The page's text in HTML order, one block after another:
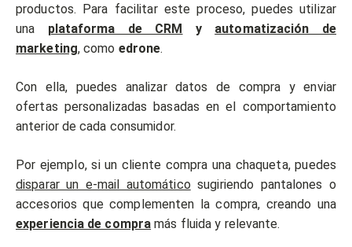
productos. Para facilitar este proceso, puedes utilizar
una plataforma de CRM y automatización de
marketing, como edrone.
Con ella, puedes analizar datos de compra y enviar
ofertas personalizadas basadas en el comportamiento
anterior de cada consumidor.
Por ejemplo, si un cliente compra una chaqueta, puedes
disparar un e-mail automático sugiriendo pantalones o
accesorios que complementen la compra, creando una
experiencia de compra más fluida y relevante.